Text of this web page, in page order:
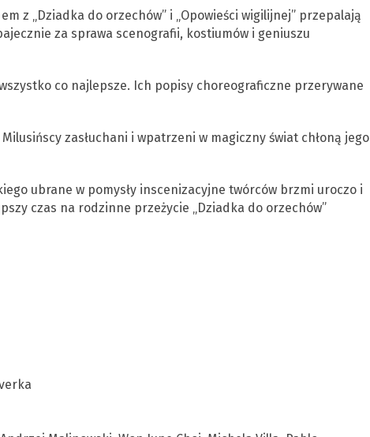
z „Dziadka do orzechów” i „Opowieści wigilijnej” przepalają
za sprawa scenografii, kostiumów i geniuszu
co najlepsze. Ich popisy choreograficzne przerywane
zasłuchani i wpatrzeni w magiczny świat chłoną jego
ubrane w pomysły inscenizacyjne twórców brzmi uroczo i
czas na rodzinne przeżycie „Dziadka do orzechów”